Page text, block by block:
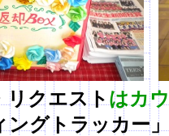
リクエスト はカ
ングトラッカー